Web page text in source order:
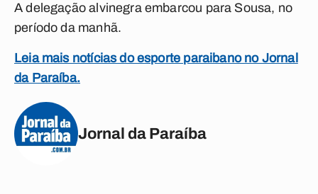
A delegação alvinegra embarcou para Sousa, no
período da manhã.
Leia mais notícias do esporte paraibano no Jornal
da Paraíba.
Jornal da Paraíba